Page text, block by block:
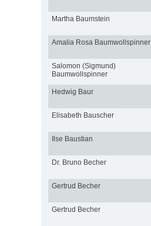
Martha Baumstein
Amalia Rosa Baumwollspinner
Salomon (Sigmund)
Baumwollspinner
Hedwig Baur
Elisabeth Bauscher
Ilse Baustian
Dr. Bruno Becher
Gertrud Becher
Gertrud Becher